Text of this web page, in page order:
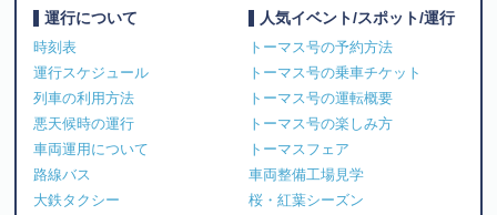
運行について
時刻表
運行スケジュール
列車の利用方法
悪天候時の運行
車両運用について
路線バス
大鉄タクシー
人気イベント/スポット/運行
トーマス号の予約方法
トーマス号の乗車チケット
トーマス号の運転概要
トーマス号の楽しみ方
トーマスフェア
車両整備工場見学
桜・紅葉シーズン